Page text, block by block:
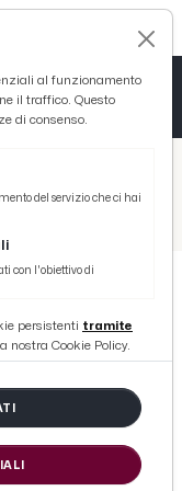
della partita
al funzionamento
il traffico. Questo
di consenso.
del servizio che ci hai
con l'obiettivo di
persistenti tramite
nostra Cookie Policy.